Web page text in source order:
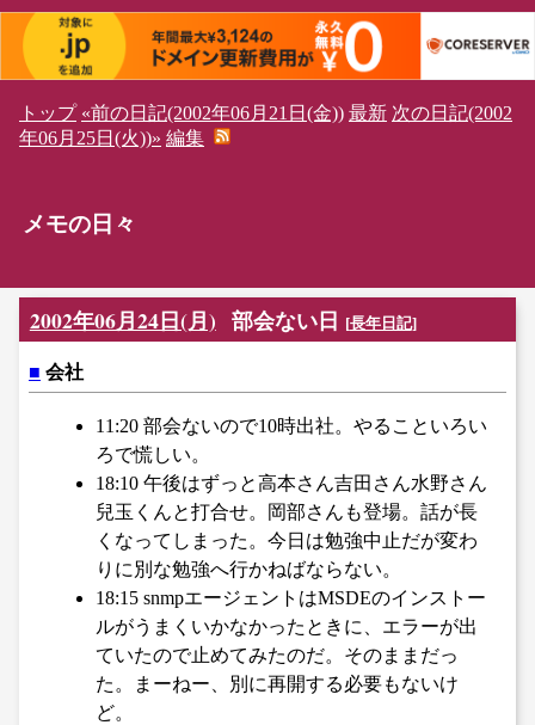
トップ «前の日記(2002年06月21日(金)) 最新 次の日記(2002
年06月25日(火))» 編集
メモの日々
2002年06月24日(月) 部会ない日 [長年日記]
■ 会社
11:20 部会ないので10時出社。やることいろい
ろで慌しい。
18:10 午後はずっと高本さん吉田さん水野さん
兒玉くんと打合せ。岡部さんも登場。話が長
くなってしまった。今日は勉強中止だが変わ
りに別な勉強へ行かねばならない。
18:15 snmpエージェントはMSDEのインストー
ルがうまくいかなかったときに、エラーが出
ていたので止めてみたのだ。そのままだっ
た。まーねー、別に再開する必要もないけ
ど。